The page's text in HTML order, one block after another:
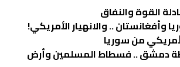
القوة والنفاق
وأفغانستان .. والانهيار الأمريكي!
من سوريا
دمشق .. فسطاط المسلمين وأرض